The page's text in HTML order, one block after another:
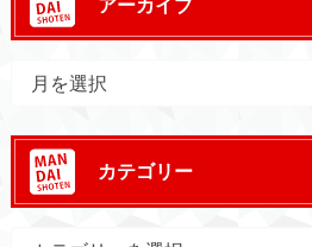
カテゴリー